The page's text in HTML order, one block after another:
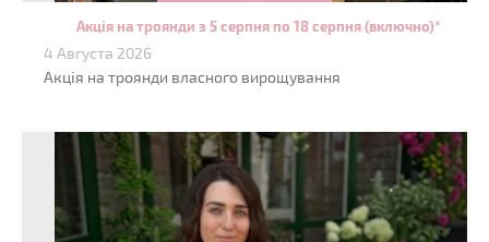
Акція на троянди з 5 серпня по 18 серпня (включно)*
4 Августа 2026
Акція на троянди власного вирощування